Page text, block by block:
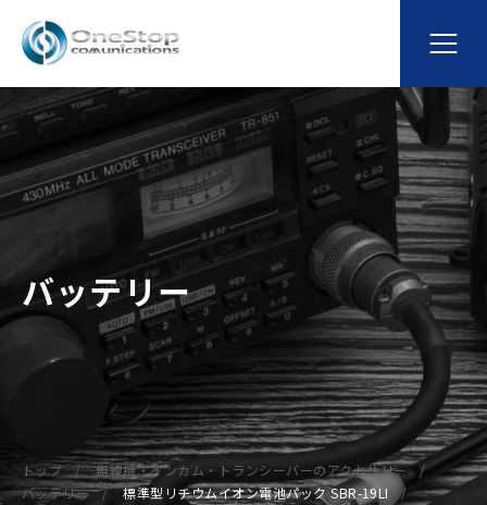
バッテリー
トップ
無線機・インカム・トランシーバーのアクセサリー
バッテリー
標準型リチウムイオン電池パック SBR-19LI